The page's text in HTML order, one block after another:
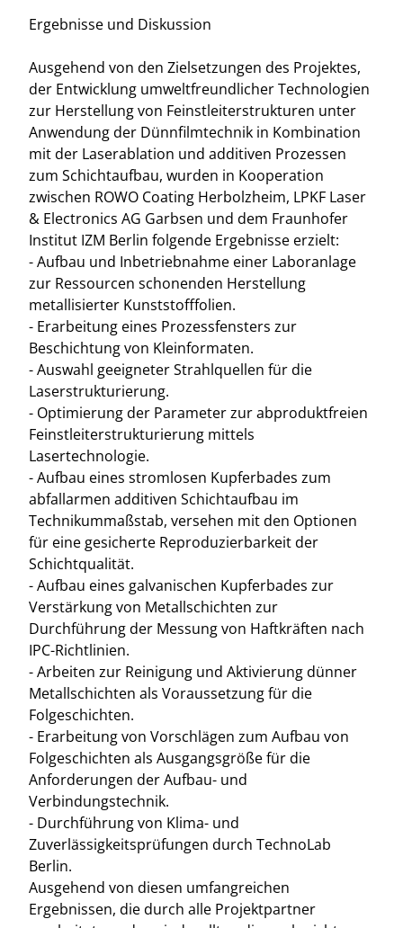
Ergebnisse und Diskussion
Ausgehend von den Zielsetzungen des Projektes,
der Entwicklung umweltfreundlicher Technologien
zur Herstellung von Feinstleiterstrukturen unter
Anwendung der Dünnfilmtechnik in Kombination
mit der Laserablation und additiven Prozessen
zum Schichtaufbau, wurden in Kooperation
zwischen ROWO Coating Herbolzheim, LPKF Laser
& Electronics AG Garbsen und dem Fraunhofer
Institut IZM Berlin folgende Ergebnisse erzielt:
- Aufbau und Inbetriebnahme einer Laboranlage
zur Ressourcen schonenden Herstellung
metallisierter Kunststofffolien.
- Erarbeitung eines Prozessfensters zur
Beschichtung von Kleinformaten.
- Auswahl geeigneter Strahlquellen für die
Laserstrukturierung.
- Optimierung der Parameter zur abproduktfreien
Feinstleiterstrukturierung mittels
Lasertechnologie.
- Aufbau eines stromlosen Kupferbades zum
abfallarmen additiven Schichtaufbau im
Technikummaßstab, versehen mit den Optionen
für eine gesicherte Reproduzierbarkeit der
Schichtqualität.
- Aufbau eines galvanischen Kupferbades zur
Verstärkung von Metallschichten zur
Durchführung der Messung von Haftkräften nach
IPC-Richtlinien.
- Arbeiten zur Reinigung und Aktivierung dünner
Metallschichten als Voraussetzung für die
Folgeschichten.
- Erarbeitung von Vorschlägen zum Aufbau von
Folgeschichten als Ausgangsgröße für die
Anforderungen der Aufbau- und
Verbindungstechnik.
- Durchführung von Klima- und
Zuverlässigkeitsprüfungen durch TechnoLab
Berlin.
Ausgehend von diesen umfangreichen
Ergebnissen, die durch alle Projektpartner